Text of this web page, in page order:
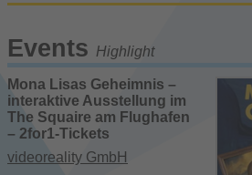
Events Highlight
Mona Lisas Geheimnis –
interaktive Ausstellung im
The Squaire am Flughafen
– 2for1-Tickets
videoreality GmbH